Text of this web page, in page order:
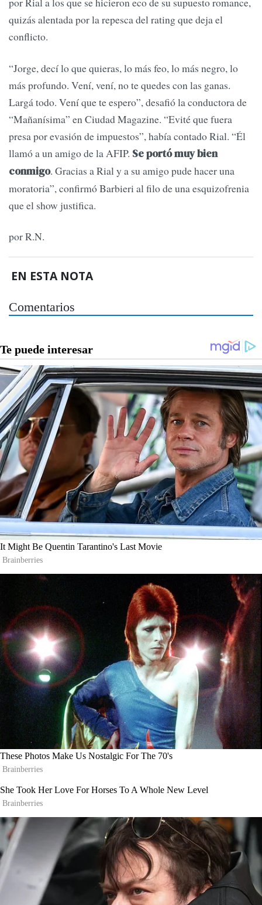
quizás alentada por la repesca del rating que deja el
conflicto.
“Jorge, decí lo que quieras, lo más feo, lo más negro, lo
más profundo. Vení, vení, no te quedes con las ganas.
Largá todo. Vení que te espero”, desafió la conductora de
“Mañanísima” en Ciudad Magazine. “Evité que fuera
presa por evasión de impuestos”, había contado Rial. “Él
llamó a un amigo de la AFIP. Se portó muy bien
conmigo. Gracias a Rial y a su amigo pude hacer una
moratoria”, confirmó Barbieri al filo de una esquizofrenia
que el show justifica.
por R.N.
EN ESTA NOTA
Comentarios